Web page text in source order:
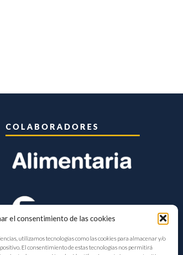
el consentimiento de las cookies
utilizamos tecnologías como las cookies para almacenar y/o
El consentimiento de estas tecnologías nos permitirá
COLABORADORES